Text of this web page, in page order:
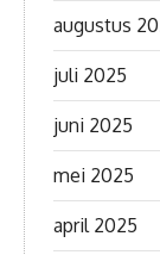
augustus
juli 2025
juni 2025
mei 2025
april 2025